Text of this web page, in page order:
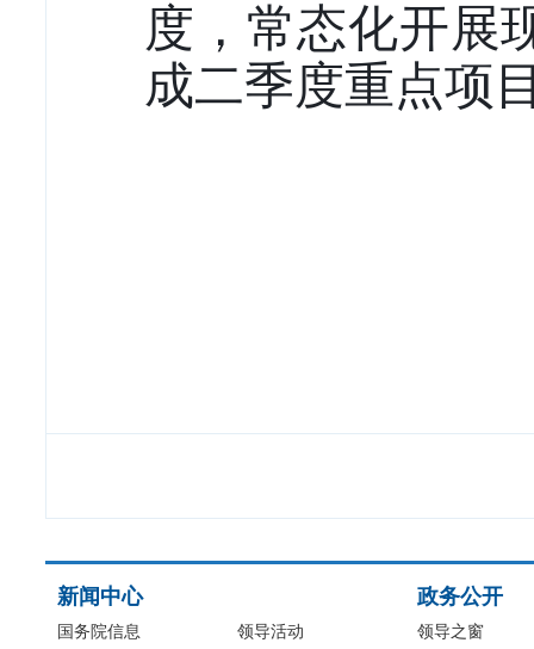
度，常态化开展
成二季度重点项
新闻中心
国务院信息 领导活动
政务公开
领导之窗